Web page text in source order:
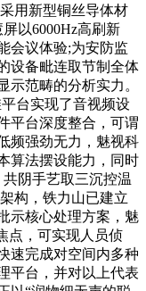
用新型铜丝导体材
以6000Hz高刷新
会议体验;为安防监
设备毗连取节制全体
示范畴的分析实力。
台实现了音视频设
平台深度整合，可谓
频强劲无力，魅视科
算法摆设能力，同时
阴手艺取三沉控温
构，铁力山已建立
示核心处理方案，魅
点，可实现人员侦
速完成对空间内多种
平台，并对以上代表